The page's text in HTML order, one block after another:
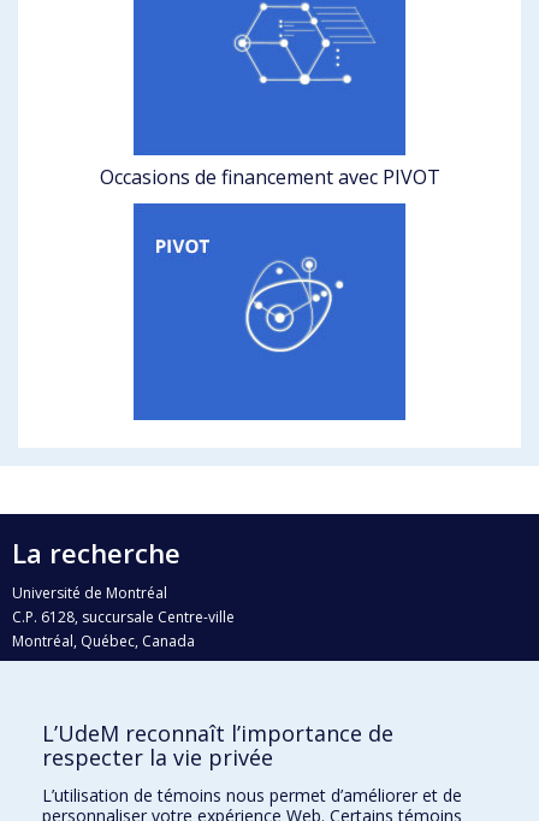
Occasions de financement avec PIVOT
La recherche
Université de Montréal
C.P. 6128, succursale Centre-ville
Montréal, Québec, Canada
H3C 3J7
Qui fait quoi?
Nous trouver
L’UdeM reconnaît l’importance de
respecter la vie privée
L’utilisation de témoins nous permet d’améliorer et de
personnaliser votre expérience Web. Certains témoins